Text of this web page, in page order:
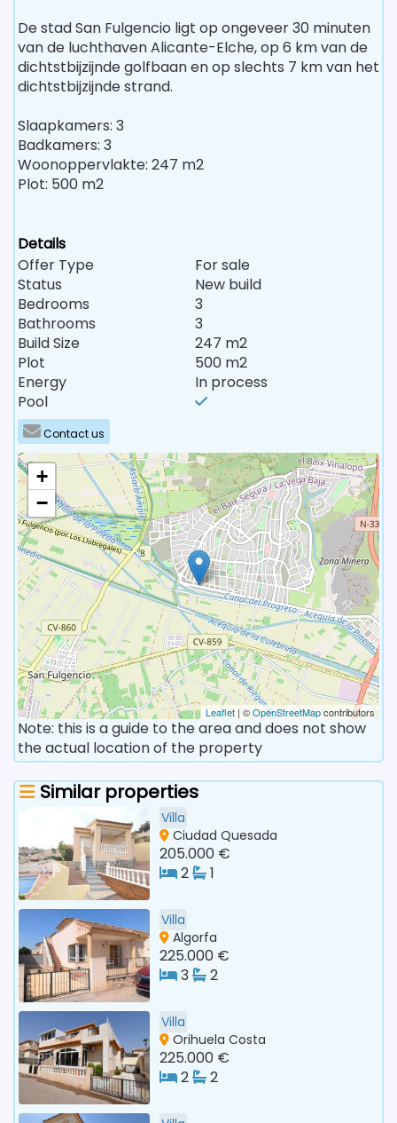
De stad San Fulgencio ligt op ongeveer 30 minuten
van de luchthaven Alicante-Elche, op 6 km van de
dichtstbijzijnde golfbaan en op slechts 7 km van het
dichtstbijzijnde strand.
Slaapkamers: 3
Badkamers: 3
Woonoppervlakte: 247 m2
Plot: 500 m2
Details
Offer Type
For sale
Status
New build
Bedrooms
3
Bathrooms
3
Build Size
247 m2
Plot
500 m2
Energy
In process
Pool
Contact us
+
−
Leaflet | ©OpenStreetMapcontributors
Note: this is a guide to the area and does not show
the actual location of the property
Similar properties
Villa
Ciudad Quesada
205.000 €
2
1
Villa
Algorfa
225.000 €
3
2
Villa
Orihuela Costa
225.000 €
2
2